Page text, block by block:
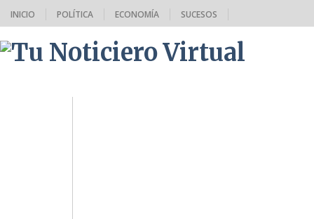
INICIO POLÍTICA ECONOMÍA SUCESOS